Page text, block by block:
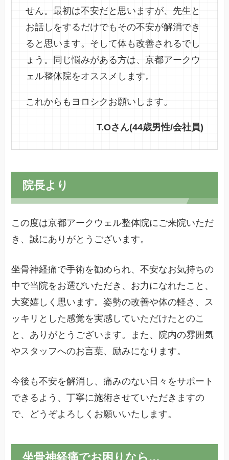
せん。最初は不安だと思いますが、先生と
お話しをするだけでもその不安が解消でき
ると思います。そして体も改善されるでし
ょう。同じ悩みがある方は、京都アークウ
ェル整体院をオススメします。
これからもヨロシクお願いします。
T.Oさん(44歳男性/会社員)
院長より
この度は京都アークウェル整体院にご来院いただ
き、誠にありがとうございます。
坐骨神経痛で手術を勧められ、不安なお気持ちの
中で当院をお選びいただき、お力になれたこと、
大変嬉しく思います。姿勢の改善や体の軽さ、ス
ッキリとした感覚を実感していただけたとのこ
と、ありがとうございます。また、院内の雰囲気
やスタッフへのお言葉、励みになります。
今後も不安を解消し、痛みのない日々をサポート
できるよう、丁寧に施術させていただきますの
で、どうぞよろしくお願いいたします。